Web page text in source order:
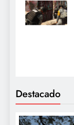
Destacado